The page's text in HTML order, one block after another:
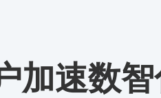
加速数